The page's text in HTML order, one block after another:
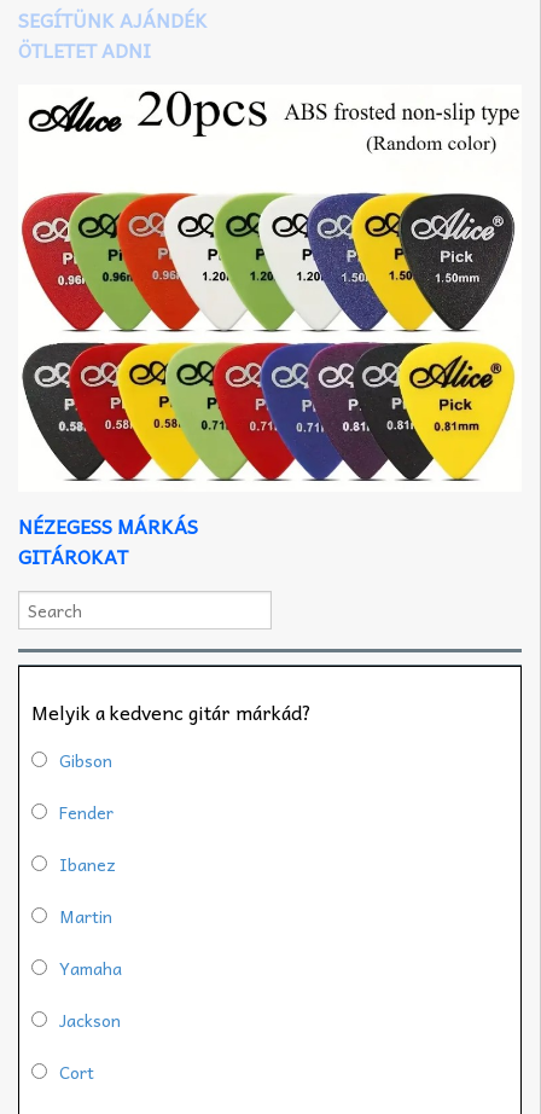
SEGÍTÜNK AJÁNDÉK
ÖTLETET ADNI
NÉZEGESS MÁRKÁS
GITÁROKAT
Melyik a kedvenc gitár márkád?
Gibson
Fender
Ibanez
Martin
Yamaha
Jackson
Cort